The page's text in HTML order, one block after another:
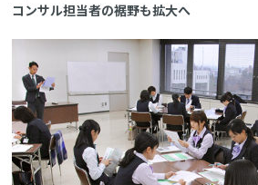
コンサル担当者の裾野も拡大へ